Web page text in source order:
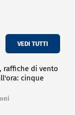
VEDI TUTTI
raffiche di vento
cinque